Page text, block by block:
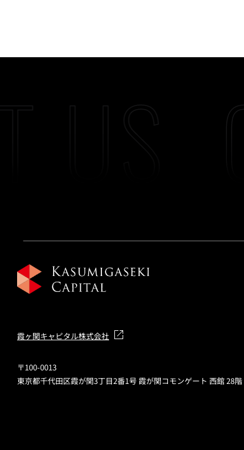
US
霞ヶ関キャピタル株式会社
〒100-0013
東京都千代田区霞が関3丁目2番1号 霞が関コモンゲート 西館 28階